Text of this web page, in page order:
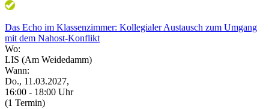
Das Echo im Klassenzimmer: Kollegialer Austausch zum Umgang
mit dem Nahost-Konflikt
Wo:
LIS (Am Weidedamm)
Wann:
Do., 11.03.2027,
16:00 - 18:00 Uhr
(1 Termin)